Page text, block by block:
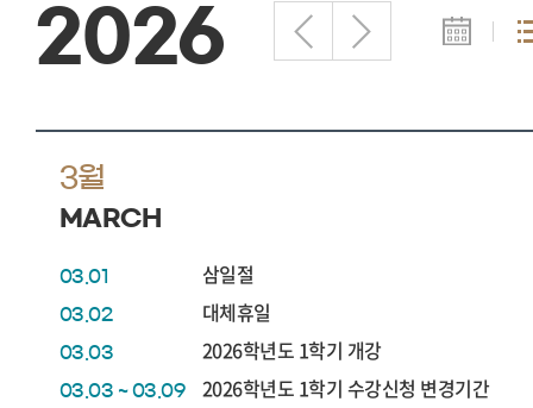
2026
3월
MARCH
03.01 삼일절
03.02 대체휴일
03.03 2026학년도 1학기 개강
03.03 ~ 03.09 2026학년도 1학기 수강신청 변경기간